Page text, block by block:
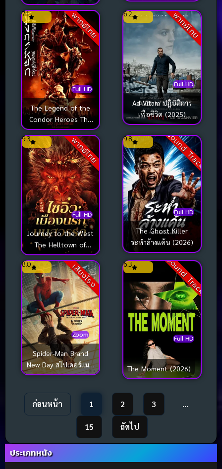
(2025)
พากย์ไทย
Full HD
7.1
The Legend of the
Condor Heroes The
Gallants มังกรหยก
จอมยุทธ์ผู้ยิ่งใหญ่
(2025)
พากย์ไทย
Full HD
6.2
Ad Vitam ปฏิบัติการ
เพื่อชีวิต (2025)
พากย์ไทย
Full HD
9.3
Journey to the West
The Helltown of
Heaven ไซอิ๋ว เมืองนรก
บนสวรรค์ (2025)
Sound Track
Full HD
9.8
The Ghost Killer
ระห่ำล้างแค้น (2026)
เสียงโรง
Zoom
8.0
Spider-Man Brand
New Day สไปเดอร์แมน
แบรนด์ นิว เดย์ (2026)
Sound Track
Full HD
6.3
The Moment (2026)
ก่อนหน้า 1 2 3 …
15 ถัดไป
ประเภทหนัง